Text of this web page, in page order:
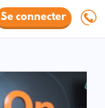
Se connecter